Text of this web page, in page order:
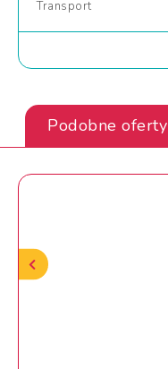
Transport
Podobne oferty